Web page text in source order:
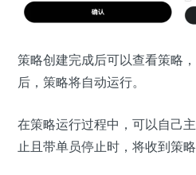
策略创建完成后可以查看策略
后，策略将自动运行。
在策略运行过程中，可以自己
止且带单员停止时，将收到策略